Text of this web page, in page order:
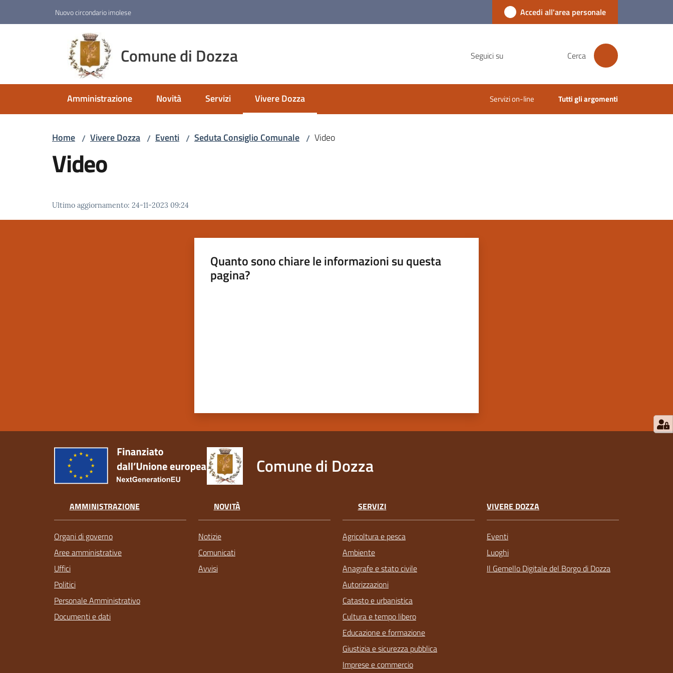
Nuovo circondario imolese Accedi all'area personale
Comune di Dozza Seguici su Cerca
Amministrazione Novità Servizi Vivere Dozza
Menu selezionato Servizi on-line Tutti gli argomenti
Home / Vivere Dozza / Eventi / Seduta Consiglio Comunale / Video
Video
Ultimo aggiornamento: 24-11-2023 09:24
Quanto sono chiare le informazioni su questa
pagina?
Comune di Dozza
AMMINISTRAZIONE
Organi di governo
Aree amministrative
Uffici
Politici
Personale Amministrativo
Documenti e dati
NOVITÀ
Notizie
Comunicati
Avvisi
SERVIZI
Agricoltura e pesca
Ambiente
Anagrafe e stato civile
Autorizzazioni
Catasto e urbanistica
Cultura e tempo libero
Educazione e formazione
Giustizia e sicurezza pubblica
Imprese e commercio
VIVERE DOZZA
Eventi
Luoghi
Il Gemello Digitale del Borgo di Dozza